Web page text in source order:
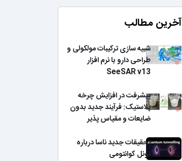
آخرین مطالب
شبیه سازی ترکیبات مولکولی و
طراحی دارو با نرم افزار
SeeSAR v13
پیشرفت در افزایش چرخه
پلاستیک: فرآیند جدید بدون
ضایعات و مقیاس پذیر
تحقیقات جدید ناسا درباره
تونل کوانتومی